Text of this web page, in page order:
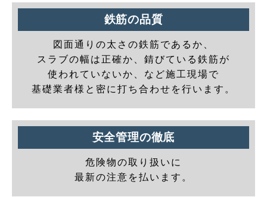
鉄筋の品質
図面通りの太さの鉄筋であるか、
スラブの幅は正確か、錆びている鉄筋が
使われていないか、など施工現場で
基礎業者様と密に打ち合わせを行います。
安全管理の徹底
危険物の取り扱いに
最新の注意を払います。